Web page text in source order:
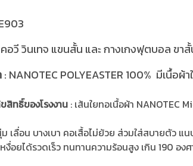
คอวี วินเทจ แขนสั้น และ กางเกงฟุตบอล ข
: NANOTEC POLYEASTER 100% มีเนื้อ
สิทธิ์ของโรงงาน : เส้นใยทอเนื้อผ้า NANOTEC
ม เลื่อน บางเบา คอเสื้อไม่ย้วย ส่วมใส่สบายตัว
งื่อยได้รวดเร็ว ทนทานความร้อนสูง เกิน 190 อง